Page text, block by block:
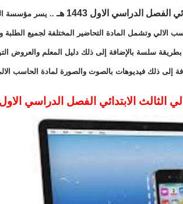
الدراسي الاول 1443 هـ .. يسر مؤسسة
الالي وتشمل المادة التحاضير المختلفة لجميع الطلبة
سلسة بالإضافة إلى ذلك دليل المعلم والعروض
إلى ذلك فيديوهات بالصوت والصورة لمادة الحاسب
الابتدائي الفصل الدراسي الاول 1443 هـ